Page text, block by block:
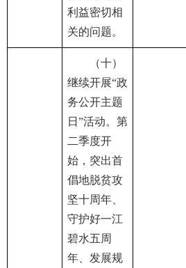
利益密切相
关的问题。
（十）
继续开展“政
务公开主题
日”活动。第
二季度开
始，突出首
倡地脱贫攻
坚十周年、
守护好一江
碧水五周
年、发展规